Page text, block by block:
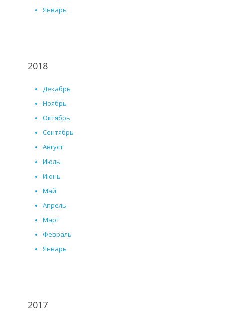
Январь
2018
Декабрь
Ноябрь
Октябрь
Сентябрь
Август
Июль
Июнь
Май
Апрель
Март
Февраль
Январь
2017